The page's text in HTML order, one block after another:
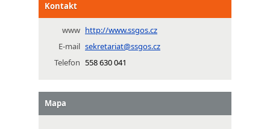
Kontakt
www http://www.ssgos.cz
E-mail sekretariat@ssgos.cz
Telefon 558 630 041
Mapa